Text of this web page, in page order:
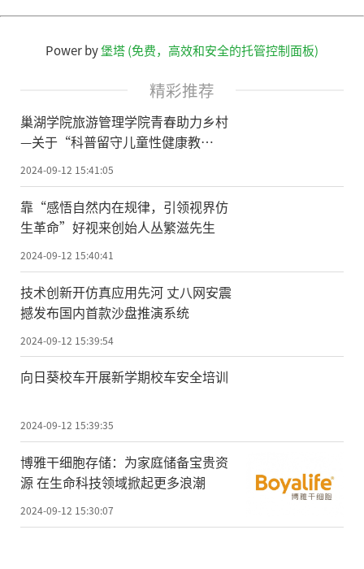
Power by堡塔 (免费，高效和安全的托管控制面板)
精彩推荐
巢湖学院旅游管理学院青春助力乡村
—关于“科普留守儿童性健康教
功
2024-09-12 15:41:05
靠“感悟自然内在规律，引领视界仿
生革命”好视来创始人丛繁滋先生
2024-09-12 15:40:41
技术创新开仿真应用先河 丈八网安震
撼发布国内首款沙盘推演系统
2024-09-12 15:39:54
向日葵校车开展新学期校车安全培训
2024-09-12 15:39:35
博雅干细胞存储：为家庭储备宝贵资
源 在生命科技领域掀起更多浪潮
2024-09-12 15:30:07